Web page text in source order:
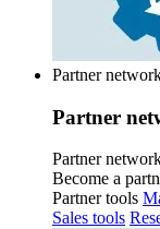
Partner
Partner
Partner
Become a
Partner tools
Sales tools